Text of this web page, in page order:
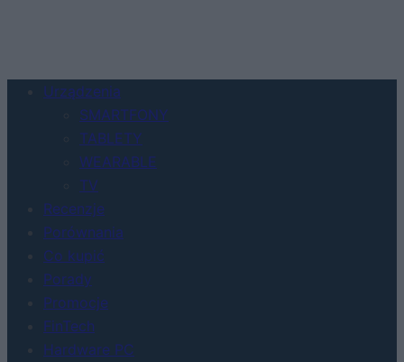
Urządzenia
SMARTFONY
TABLETY
WEARABLE
TV
Recenzje
Porównania
Co kupić
Porady
Promocje
FinTech
Hardware PC